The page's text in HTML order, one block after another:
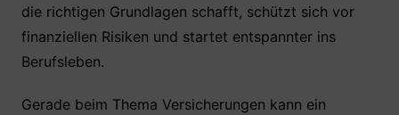
die richtigen Grundlagen schafft, schützt sich vor
finanziellen Risiken und startet entspannter ins
Berufsleben.
Gerade beim Thema Versicherungen kann ein